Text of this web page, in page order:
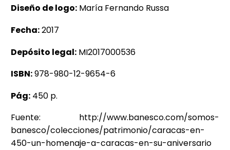
Diseño de logo: María Fernando Russa
Fecha:2017
Depósito legal: MI2017000536
ISBN:978-980-12-9654-6
Pág: 450 p.
Fuente: http://www.banesco.com/somos-
banesco/colecciones/patrimonio/caracas-en-
450-un-homenaje-a-caracas-en-su-aniversario